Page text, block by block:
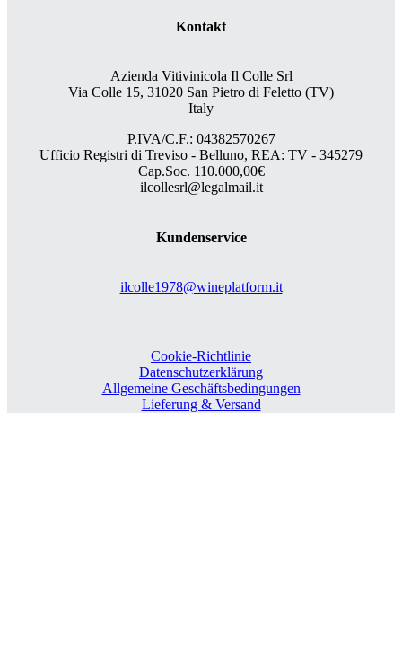
Kontakt
Azienda Vitivinicola Il Colle Srl
Via Colle 15, 31020 San Pietro di Feletto (TV)
Italy
P.IVA/C.F.: 04382570267
Ufficio Registri di Treviso - Belluno, REA: TV - 345279
Cap.Soc. 110.000,00€
ilcollesrl@legalmail.it
Kundenservice
ilcolle1978@wineplatform.it
Cookie-Richtlinie
Datenschutzerklärung
Allgemeine Geschäftsbedingungen
Lieferung & Versand